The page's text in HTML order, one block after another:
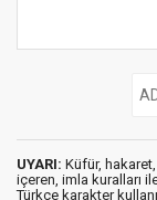
UYARI: Küfür,
içeren, imla kuralları
Türkçe karakter